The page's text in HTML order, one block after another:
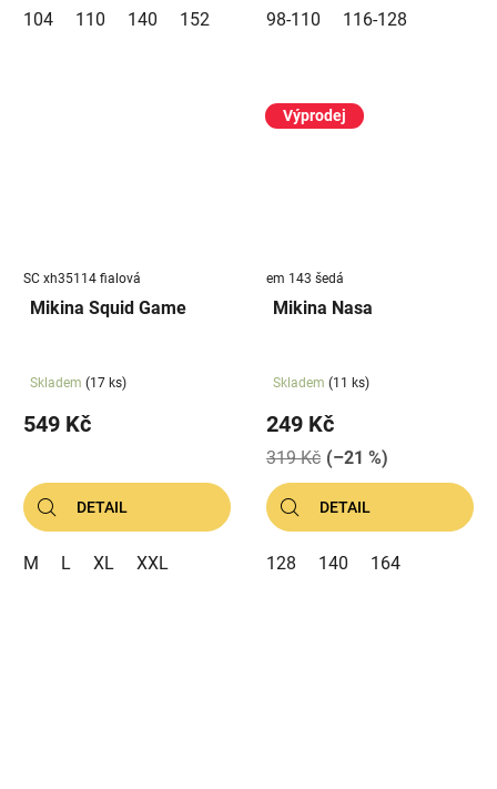
104 110 140 152 98-110 116-128
SC xh35114 fialová
Mikina Squid Game
Skladem (17 ks)
549 Kč
DETAIL
M L XL XXL
Výprodej
em 143 šedá
Mikina Nasa
Skladem (11 ks)
249 Kč
319 Kč (–21 %)
DETAIL
128 140 164